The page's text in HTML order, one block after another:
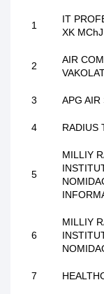
1
IT
XK MChJ
2
AIR
3 APG AIR
4 RADIUS
5
MILLIY
6
MILLIY
7